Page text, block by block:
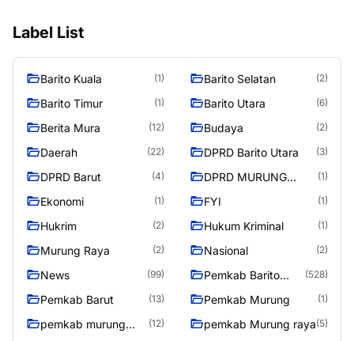
Label List
Barito Kuala (1) Barito Selatan (2)
Barito Timur (1) Barito Utara (6)
Berita Mura (12) Budaya (2)
Daerah (22) DPRD Barito Utara (3)
DPRD Barut (4)
DPRD MURUNG
(1)
Ekonomi (1) FYI (1)
Hukrim (2) Hukum Kriminal (1)
Murung Raya (2) Nasional (2)
News (99)
Pemkab Barito
(528)
Pemkab Barut (13) Pemkab Murung (1)
pemkab murung
(12) pemkab Murung raya(5)